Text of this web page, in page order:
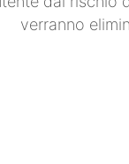
verranno